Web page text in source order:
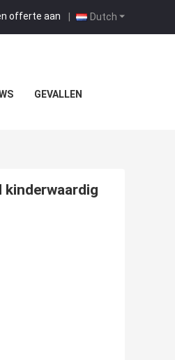
Dutch
offerte aan |
GEVALLEN
kinderwaardig